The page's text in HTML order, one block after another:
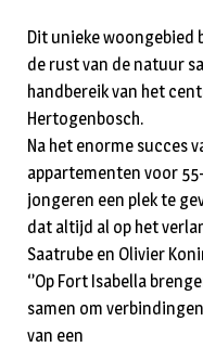
Dit unieke woongebied
de rust van de natuur
handbereik van het
Hertogenbosch.
Na het enorme succes
appartementen voor
jongeren een plek te
dat altijd al op het
Saatrube en Olivier
‘’Op Fort Isabella
samen om
van een